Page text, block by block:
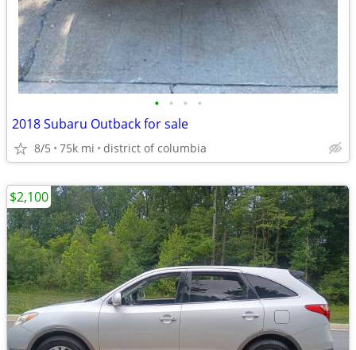
• • • •
2018 Subaru Outback for sale
8/5 75k mi district of columbia
$2,100